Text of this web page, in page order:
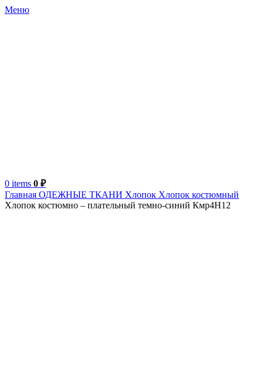
Меню
0 items 0 ₽
Главная ОДЕЖНЫЕ ТКАНИ Хлопок Хлопок костюмный
Хлопок костюмно – плательный темно-синий Кмр4Н12